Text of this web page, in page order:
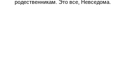
родественникам. Это все, Невседома.